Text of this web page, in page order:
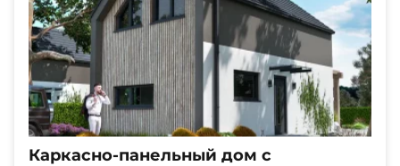
Каркасно-панельный дом с